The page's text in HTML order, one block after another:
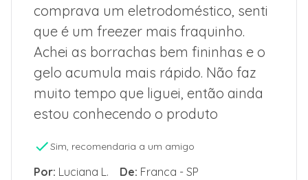
comprava um eletrodoméstico, senti
que é um freezer mais fraquinho.
Achei as borrachas bem fininhas e o
gelo acumula mais rápido. Não faz
muito tempo que liguei, então ainda
estou conhecendo o produto
Sim, recomendaria a um amigo
Por: Luciana L. De: Franca - SP